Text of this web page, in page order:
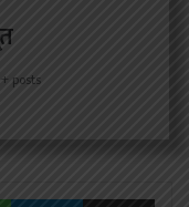
+ posts
WhatsAppTelegram Share via Email